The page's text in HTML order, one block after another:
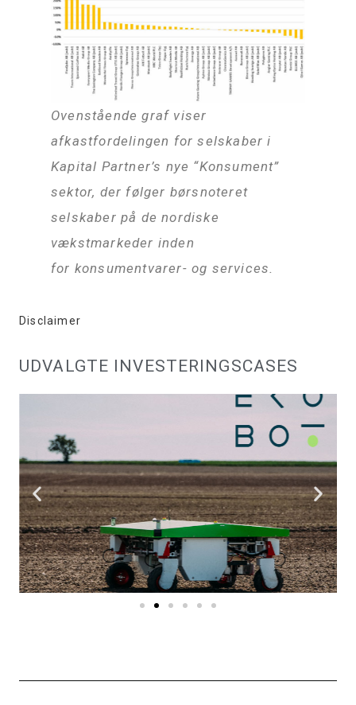
Ovenstående graf viser
afkastfordelingen for selskaber i
Kapital Partner’s nye “Konsument”
sektor, der følger børsnoteret
selskaber på de nordiske
vækstmarkeder inden
for konsumentvarer- og services.
Disclaimer
UDVALGTE INVESTERINGSCASES
EKOBOT
SE HER